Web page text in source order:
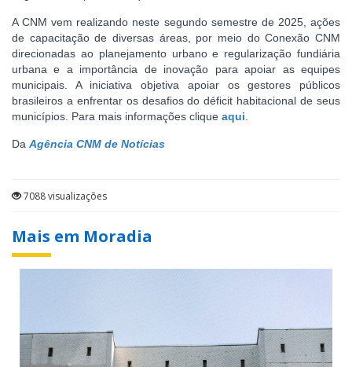
A CNM vem realizando neste segundo semestre de 2025, ações
de capacitação de diversas áreas, por meio do Conexão CNM
direcionadas ao planejamento urbano e regularização fundiária
urbana e a importância de inovação para apoiar as equipes
municipais. A iniciativa objetiva apoiar os gestores públicos
brasileiros a enfrentar os desafios do déficit habitacional de seus
municípios. Para mais informações clique aqui.
Da Agência CNM de Notícias
7088 visualizações
Mais em Moradia